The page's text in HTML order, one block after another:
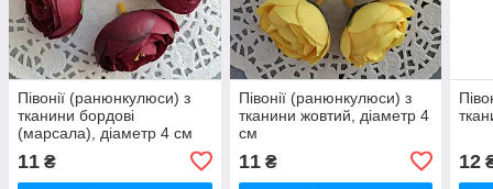
Півонії (ранюнкулюси) з
тканини бордові
(марсала), діаметр 4 см
11 ₴
Півонії (ранюнкулюси) з
тканини жовтий, діаметр 4
см
11₴ 12